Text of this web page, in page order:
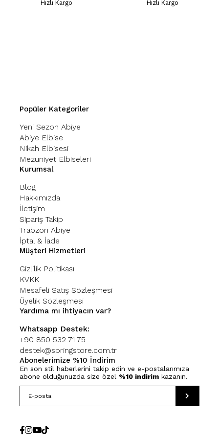
Hızlı Kargo Hızlı Kargo
Popüler Kategoriler
Yeni Sezon Abiye
Abiye Elbise
Nikah Elbisesi
Mezuniyet Elbiseleri
Kurumsal
Blog
Hakkımızda
İletişim
Sipariş Takip
Trabzon Abiye
İptal & İade
Müşteri Hizmetleri
Gizlilik Politikası
KVKK
Mesafeli Satış Sözleşmesi
Üyelik Sözleşmesi
Yardıma mı ihtiyacın var?
Whatsapp Destek:
+90 850 532 71 75
destek@springstore.com.tr
Abonelerimize %10 İndirim
En son stil haberlerini takip edin ve e-postalarımıza
abone olduğunuzda size özel %10 indirim kazanın.